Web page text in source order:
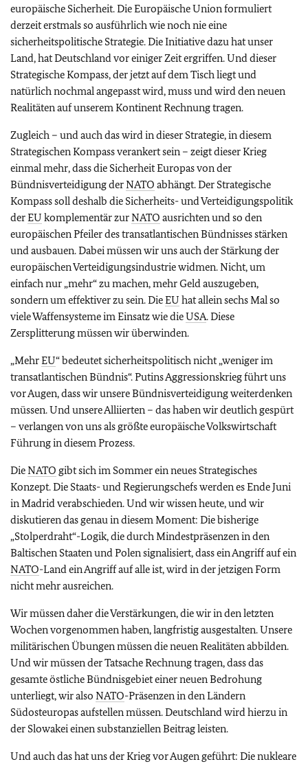
europäische Sicherheit. Die Europäische Union formuliert
derzeit erstmals so ausführlich wie noch nie eine
sicherheitspolitische Strategie. Die Initiative dazu hat unser
Land, hat Deutschland vor einiger Zeit ergriffen. Und dieser
Strategische Kompass, der jetzt auf dem Tisch liegt und
natürlich nochmal angepasst wird, muss und wird den neuen
Realitäten auf unserem Kontinent Rechnung tragen.
Zugleich – und auch das wird in dieser Strategie, in diesem
Strategischen Kompass verankert sein – zeigt dieser Krieg
einmal mehr, dass die Sicherheit Europas von der
Bündnisverteidigung derNATO abhängt. Der Strategische
Kompass soll deshalb die Sicherheits- und Verteidigungspolitik
derEU komplementär zurNATO ausrichten und so den
europäischen Pfeiler des transatlantischen Bündnisses stärken
und ausbauen. Dabei müssen wir uns auch der Stärkung der
europäischen Verteidigungsindustrie widmen. Nicht, um
einfach nur „mehr“ zu machen, mehr Geld auszugeben,
sondern um effektiver zu sein. DieEU hat allein sechs Mal so
viele Waffensysteme im Einsatz wie dieUSA. Diese
Zersplitterung müssen wir überwinden.
„MehrEU“ bedeutet sicherheitspolitisch nicht „weniger im
transatlantischen Bündnis“. Putins Aggressionskrieg führt uns
vor Augen, dass wir unsere Bündnisverteidigung weiterdenken
müssen. Und unsere Alliierten – das haben wir deutlich gespürt
– verlangen von uns als größte europäische Volkswirtschaft
Führung in diesem Prozess.
DieNATO gibt sich im Sommer ein neues Strategisches
Konzept. Die Staats- und Regierungschefs werden es Ende Juni
in Madrid verabschieden. Und wir wissen heute, und wir
diskutieren das genau in diesem Moment: Die bisherige
„Stolperdraht“-Logik, die durch Mindestpräsenzen in den
Baltischen Staaten und Polen signalisiert, dass ein Angriff auf ein
NATO-Land ein Angriff auf alle ist, wird in der jetzigen Form
nicht mehr ausreichen.
Wir müssen daher die Verstärkungen, die wir in den letzten
Wochen vorgenommen haben, langfristig ausgestalten. Unsere
militärischen Übungen müssen die neuen Realitäten abbilden.
Und wir müssen der Tatsache Rechnung tragen, dass das
gesamte östliche Bündnisgebiet einer neuen Bedrohung
unterliegt, wir also NATO-Präsenzen in den Ländern
Südosteuropas aufstellen müssen. Deutschland wird hierzu in
der Slowakei einen substanziellen Beitrag leisten.
Und auch das hat uns der Krieg vor Augen geführt: Die nukleare